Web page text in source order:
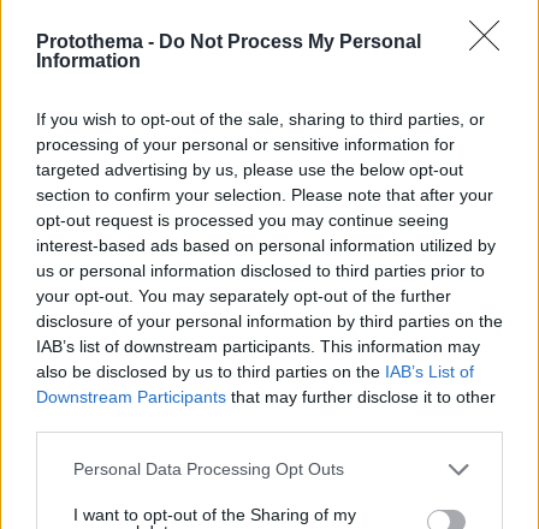
Protothema - Do Not Process My Personal
Information
If you wish to opt-out of the sale, sharing to third parties, or
processing of your personal or sensitive information for
targeted advertising by us, please use the below opt-out
section to confirm your selection. Please note that after your
opt-out request is processed you may continue seeing
interest-based ads based on personal information utilized by
us or personal information disclosed to third parties prior to
your opt-out. You may separately opt-out of the further
disclosure of your personal information by third parties on the
IAB’s list of downstream participants. This information may
also be disclosed by us to third parties on the IAB’s List of
Downstream Participants that may further disclose it to other
Please note that this website/app uses one or more Google
not limited to your visit or usage behaviour. You may click to
Personal Data Processing Opt Outs
I want to opt-out of the Sharing of my
12.02.2022, 13:30
όταν το ηλεκτρικό ρεύμα έχει αυξηθεί πάνω από
30%, όταν έχει αυξηθεί το φυσικό αέριο, το
πετρέλαιο, ή βενζίνη και τα προϊόντα στο σούπερ
μάρκετ παρουσιάζουν αύξηση περίπου στο 50%.
Σίγουρα η κυβέρνηση κοροϊδεύει τον κόσμο. Όλα
αυτά εν μέσω πανδημίας όταν άνθρωποι με χαμηλό
εισόδημα πού προέρχονται από πνευμονία και
διασωλήνωση έχουν ανάγκη να ζεσταθούν και να
αγοράσουν κάτι θρεπτικό
ΑΠΑΝΤΗΣΗ
12.02.2022, 11:46
Όταν ο Κυριάκος τόν Σεπτεμβρίο τό 2019 μας